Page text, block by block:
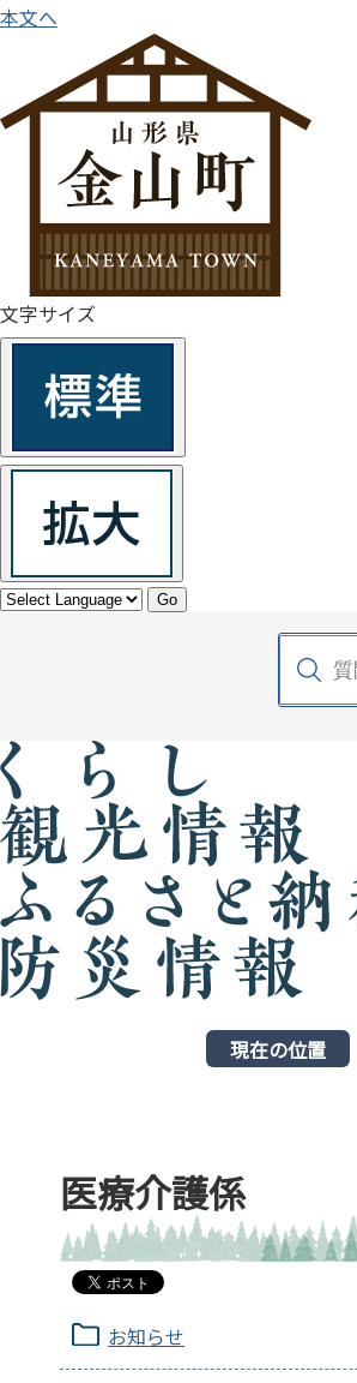
本文へ
文字サイズ
Go
現在の位置
医療介護係
お知らせ